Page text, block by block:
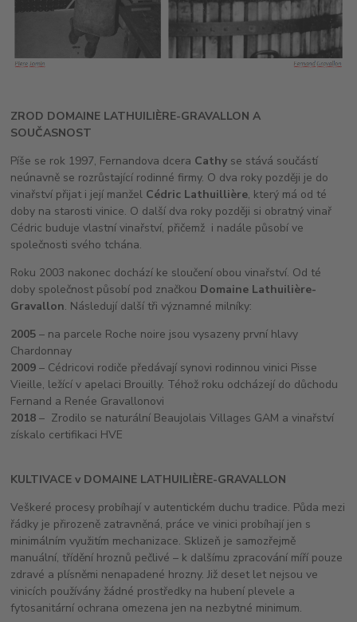
ZROD DOMAINE LATHUILIÈRE-GRAVALLON A
SOUČASNOST
Píše se rok 1997, Fernandova dcera Cathy se stává součástí
neúnavně se rozrůstající rodinné firmy. O dva roky později je do
vinařství přijat i její manžel Cédric Lathuillière, který má od té
doby na starosti vinice. O další dva roky později si obratný vinař
Cédric buduje vlastní vinařství, přičemž i nadále působí ve
společnosti svého tchána.
Roku 2003 nakonec dochází ke sloučení obou vinařství. Od té
doby společnost působí pod značkou Domaine Lathuilière-
Gravallon. Následují další tři významné milníky:
2005 – na parcele Roche noire jsou vysazeny první hlavy
Chardonnay
2009 – Cédricovi rodiče předávají synovi rodinnou vinici Pisse
Vieille, ležící v apelaci Brouilly. Téhož roku odcházejí do důchodu
Fernand a Renée Gravallonovi
2018 – Zrodilo se naturální Beaujolais Villages GAM a vinařství
získalo certifikaci HVE
KULTIVACE v DOMAINE LATHUILIÈRE-GRAVALLON
Veškeré procesy probíhají v autentickém duchu tradice. Půda mezi
řádky je přirozeně zatravněná, práce ve vinici probíhají jen s
minimálním využitím mechanizace. Sklizeň je samozřejmě
manuální, třídění hroznů pečlivé – k dalšímu zpracování míří pouze
zdravé a plísněmi nenapadené hrozny. Již deset let nejsou ve
vinicích používány žádné prostředky na hubení plevele a
fytosanitární ochrana omezena jen na nezbytné minimum.